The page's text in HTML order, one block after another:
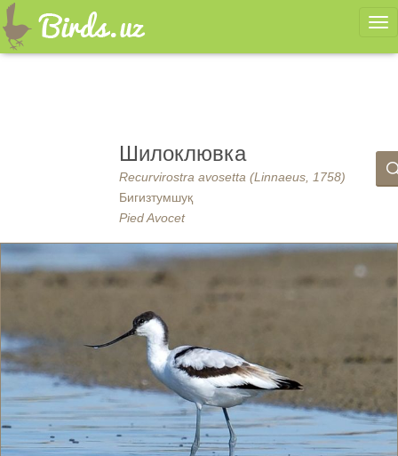
Шилоклювка
Recurvirostra avosetta (Linnaeus, 1758)
Бигизтумшуқ
Pied Avocet